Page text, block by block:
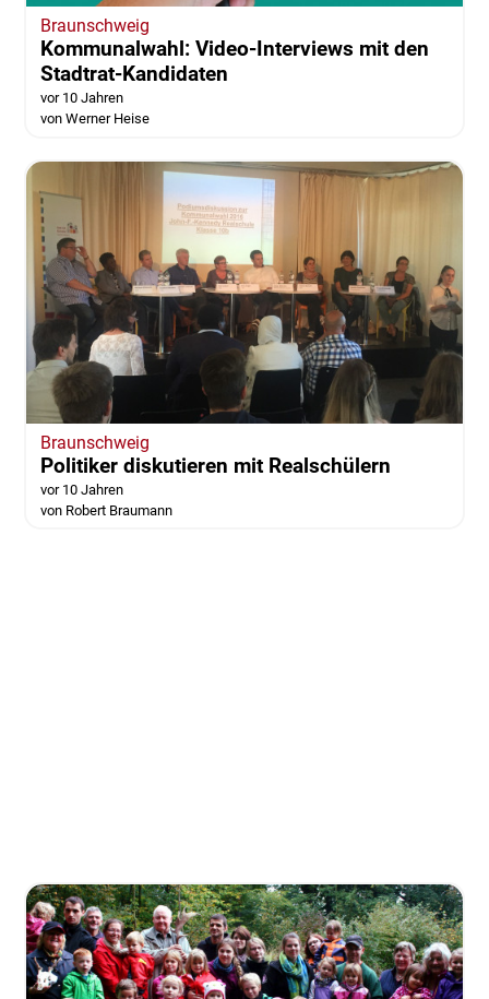
Braunschweig
Kommunalwahl: Video-Interviews mit den
Stadtrat-Kandidaten
vor 10 Jahren
von Werner Heise
Braunschweig
Politiker diskutieren mit Realschülern
vor 10 Jahren
von Robert Braumann